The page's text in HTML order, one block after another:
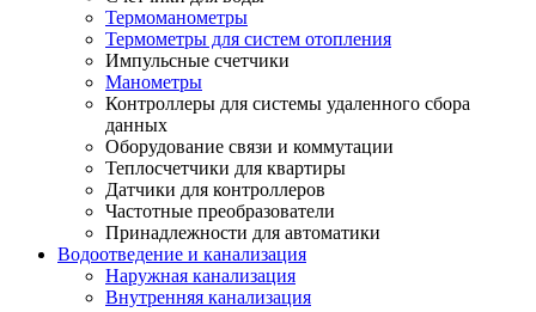
Термоманометры
Термометры для систем отопления
Импульсные счетчики
Манометры
Контроллеры для системы удаленного сбора
данных
Оборудование связи и коммутации
Теплосчетчики для квартиры
Датчики для контроллеров
Частотные преобразователи
Принадлежности для автоматики
Водоотведение и канализация
Наружная канализация
Внутренняя канализация